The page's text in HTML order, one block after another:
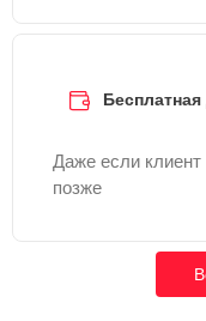
Бесплатная
Даже если
позже